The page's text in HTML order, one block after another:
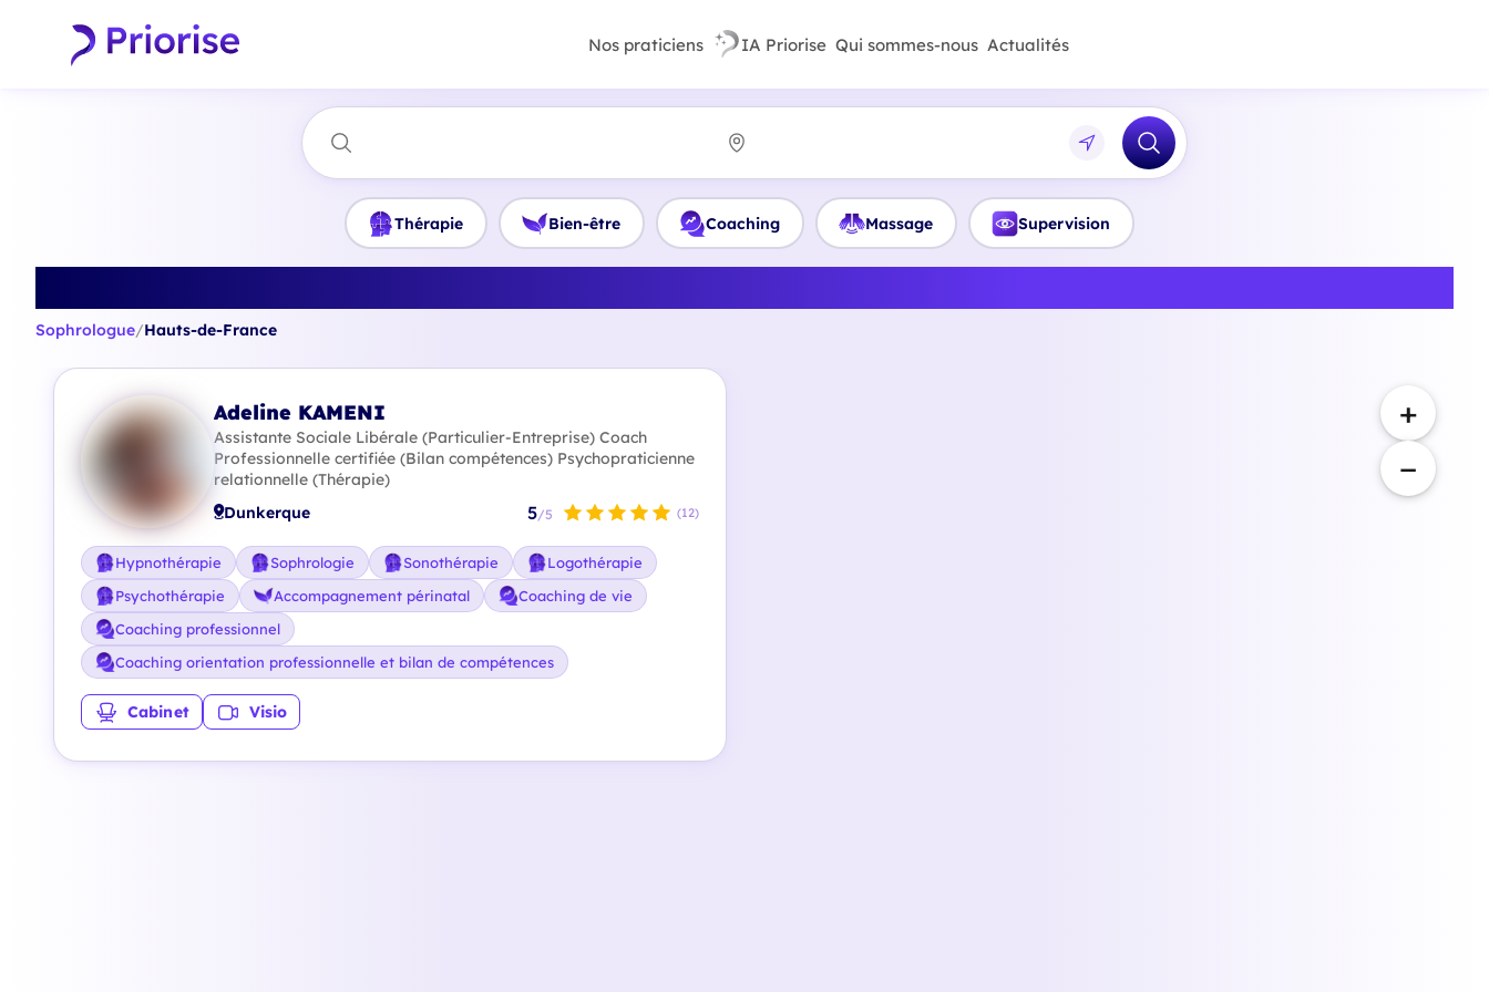
Nos praticiens IA Priorise Qui sommes-nous Actualités
Thérapie Bien-être Coaching Massage Supervision
Sophrologue/Hauts-de-France
Adeline KAMENI
Assistante Sociale Libérale (Particulier-Entreprise) Coach
Professionnelle certifiée (Bilan compétences) Psychopraticienne
relationnelle (Thérapie)
Dunkerque 5/5 (12)
Hypnothérapie Sophrologie Sonothérapie
Logothérapie
Psychothérapie
Accompagnement périnatal
Coaching de vie
Coaching professionnel
Coaching orientation professionnelle et bilan de compétences
Cabinet Visio
+
−